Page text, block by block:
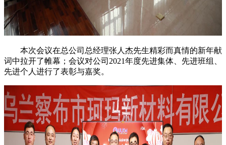
本次会议在总公司总经理张人杰先生精彩而真情的新年献
词中拉开了帷幕；会议对公司2021年度先进集体、先进班组、
先进个人进行了表彰与嘉奖。